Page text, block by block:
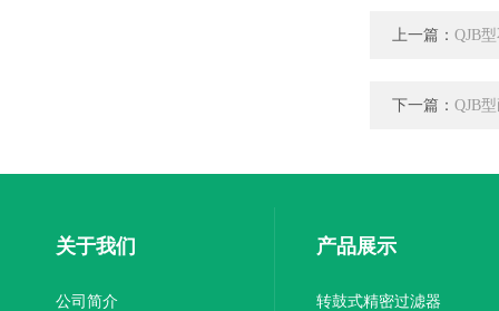
上一篇： QJB
下一篇： QJB
关于我们
公司简介
产品展示
转鼓式精密过滤器